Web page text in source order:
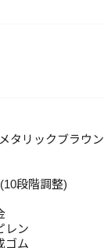
タリックブラウン
段階調整)
レン
ゴム